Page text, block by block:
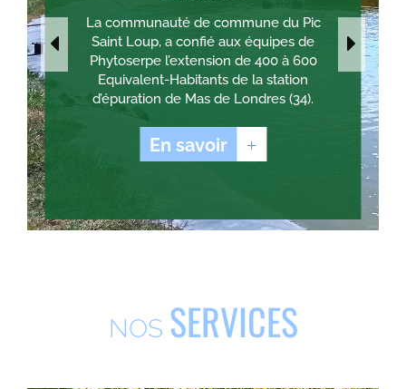
La communauté de commune du Pic
Saint Loup, a confié aux équipes de
Phytoserpe l’extension de 400 à 600
Equivalent-Habitants de la station
d’épuration de Mas de Londres (34).
En savoir +
NOS SERVICES